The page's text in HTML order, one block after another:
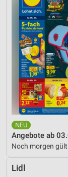
Angebote ab
Noch morgen
Lidl